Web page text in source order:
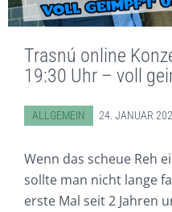
Trasnú online
19:30 Uhr – voll
ABGELEGT IN:
ALLGEMEIN 24. JANUAR
Wenn das scheue Reh
sollte man nicht lange
erste Mal seit 2 Jahren